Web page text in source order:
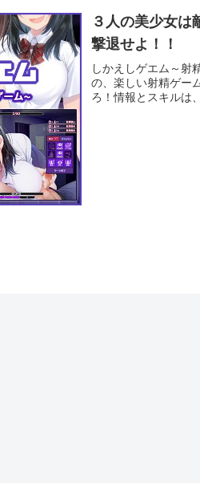
３人の美少女は
撃退せよ！！
しかえしゲエム～射
の、楽しい射精ゲー
ろ！情報とスキルは